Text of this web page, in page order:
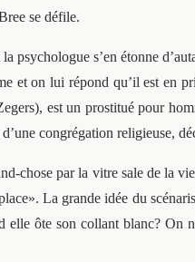
se défile.
psychologue s’en étonne
et on lui répond qu’il est
est un prostitué pour
congrégation religieuse,
chose par la vitre sale de la
La grande idée du
ôte son collant blanc?